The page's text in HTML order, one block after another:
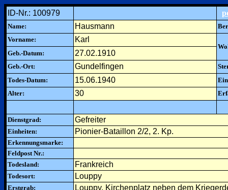
ID-Nr.: 100979
Name: Hausmann
Vorname:
Karl
Geb.-Datum:
27.02.1910
Geb.-Ort: Gundelfingen
Todes-Datum:
15.06.1940
Alter:
30
Dienstgrad: Gefreiter
Einheiten: Pionier-Bataillon 2/2, 2. Kp.
Erkennungsmarke:
Feldpost Nr.:
Todesland:
Frankreich
Todesort: Louppy
Erstgrab: Louppy, Kirchenplatz neben dem